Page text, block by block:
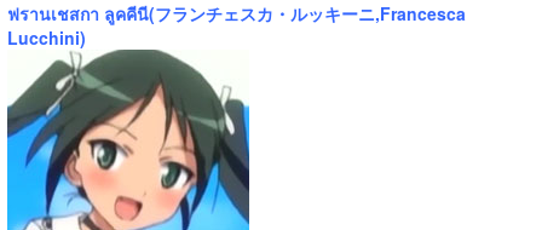
ฟรานเชสกา ลูคคีนี(フランチェスカ・ルッキーニ,Francesca
Lucchini)